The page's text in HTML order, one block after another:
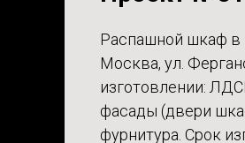
Распашной шкаф в
Москва, ул.
изготовлении:
фасады (двери
фурнитура. Срок